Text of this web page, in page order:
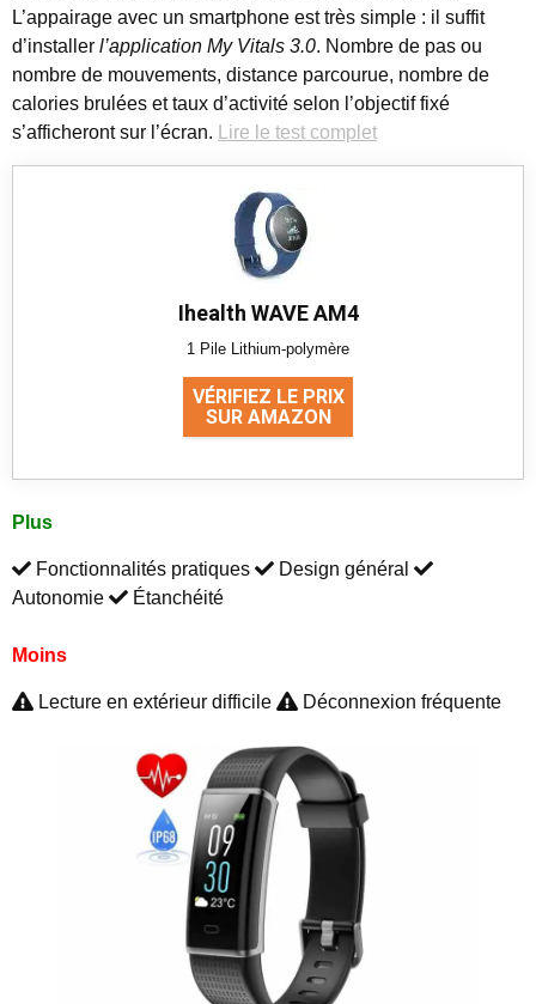
L’appairage avec un smartphone est très simple : il suffit
d’installer l’application My Vitals 3.0. Nombre de pas ou
nombre de mouvements, distance parcourue, nombre de
calories brulées et taux d’activité selon l’objectif fixé
s’afficheront sur l’écran.
Lire le test complet
Ihealth WAVE AM4
1 Pile Lithium-polymère
VÉRIFIEZ LE PRIX
SUR AMAZON
Plus
Fonctionnalités pratiques
Design général
Autonomie
Étanchéité
Moins
Lecture en extérieur difficile Déconnexion fréquente